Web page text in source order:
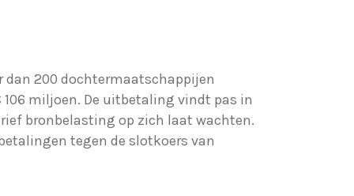
dan 200 dochtermaatschappijen
miljoen. De uitbetaling vindt pas in
bronbelasting op zich laat wachten.
tegen de slotkoers van